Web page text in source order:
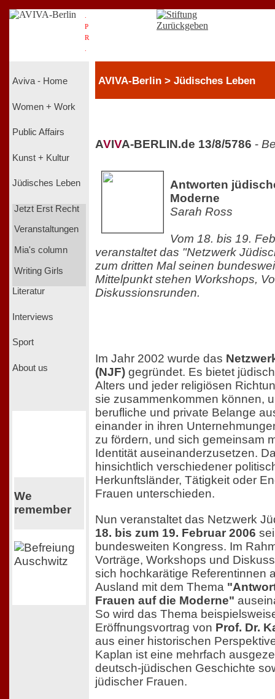
P
R
Aviva - Home
Women + Work
Public Affairs
Kunst + Kultur
Jüdisches Leben
Jetzt Erst Recht
Veranstaltungen
Mia's column
Writing Girls
Literatur
Interviews
Sport
About us
We
remember
AVIVA-Berlin > Jüdisches Leben
AVIVA-BERLIN.de 13/8/5786 -
Antworten
Moderne
Sarah Ross
Vom 18. bis 19.
veranstaltet das "Netzwerk
zum dritten Mal seinen
Mittelpunkt stehen Workshops,
Diskussionsrunden.
Im Jahr 2002 wurde das
(NJF) gegründet. Es bietet
Alters und jeder religiösen
sie zusammenkommen können,
berufliche und private Belange
einander in ihren
zu fördern, und sich gemeinsam
Identität auseinanderzusetzen.
hinsichtlich verschiedener
Herkunftsländer, Tätigkeit oder
Frauen unterschieden.
Nun veranstaltet das Netzwerk
18. bis zum 19. Februar 2006
bundesweiten Kongress. Im
Vorträge, Workshops und
sich hochkarätige Referentinnen
Ausland mit dem Thema
Frauen auf die Moderne"
So wird das Thema
Eröffnungsvortrag von Prof. Dr.
aus einer historischen
Kaplan ist eine mehrfach
deutsch-jüdischen Geschichte
jüdischer Frauen.